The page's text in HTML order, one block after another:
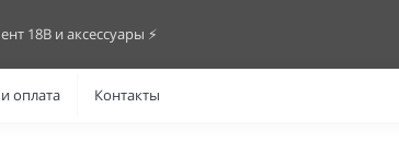
18В и аксессуары ⚡️
оплата Контакты